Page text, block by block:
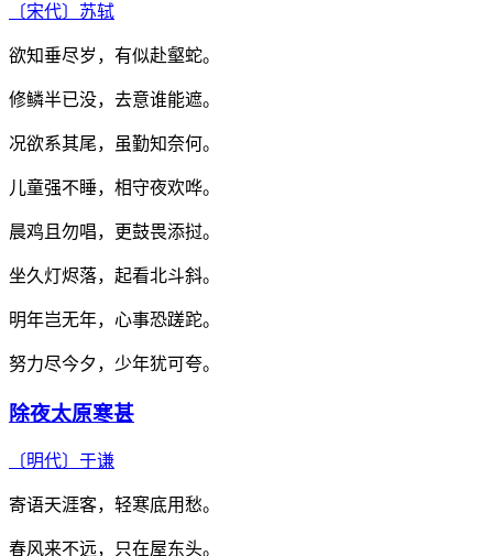
〔宋代〕 苏轼
欲知垂尽岁，有似赴壑蛇。
修鳞半已没，去意谁能遮。
况欲系其尾，虽勤知奈何。
儿童强不睡，相守夜欢哗。
晨鸡且勿唱，更鼓畏添挝。
坐久灯烬落，起看北斗斜。
明年岂无年，心事恐蹉跎。
努力尽今夕，少年犹可夸。
除夜太原寒甚
〔明代〕 于谦
寄语天涯客，轻寒底用愁。
春风来不远，只在屋东头。